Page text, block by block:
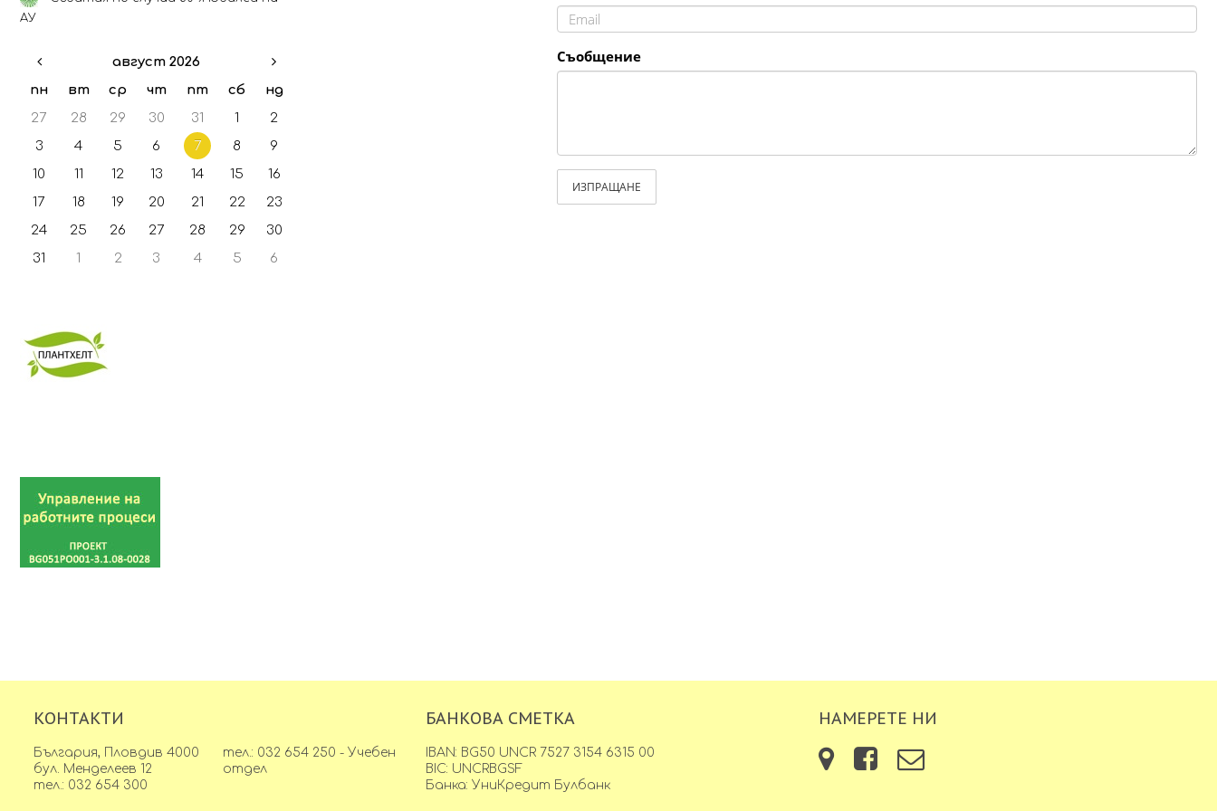
ГФО - 2023
ГФО - 2024
АУ
август 2026
пн
вт ср чт пт сб
нд
27
28 29 30 31 1
2
3
4 5 6 7 8
9
10
11 12 13 14 15
16
17
18 19 20 21 22
23
24
25 26 27 28 29
30
31
1 2 3 4 5 6
Съобщение
ИЗПРАЩАНЕ
КОНТАКТИ
България, Пловдив 4000
бул. Менделеев 12
тел.: 032 654 300
тел.: 032 654 250 - Учебен
отдел
БАНКОВА СМЕТКА
IBAN: BG50 UNCR 7527 3154 6315 00
BIC: UNCRBGSF
Банка: УниКредит Булбанк
НАМЕРЕТЕ НИ